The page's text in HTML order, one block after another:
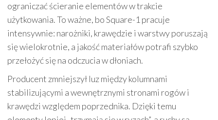
ograniczać ścieranie elementów w trakcie
użytkowania. To ważne, bo Square-1 pracuje
intensywnie: narożniki, krawędzie i warstwy poruszają
się wielokrotnie, a jakość materiałów potrafi szybko
przełożyć się na odczucia w dłoniach.
Producent zmniejszył luz między kolumnami
stabilizującymi a wewnętrznymi stronami rogów i
krawędzi względem poprzednika. Dzięki temu